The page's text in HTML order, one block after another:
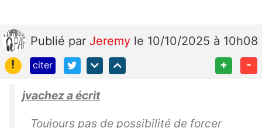
Publié par Jeremy le 10/10/2025 à 10h08
!
citer + -
jvachez a écrit
Toujours pas de possibilité de forcer